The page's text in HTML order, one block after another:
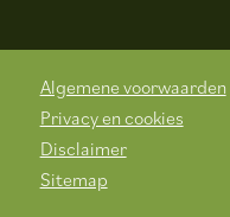
Algemene voorwaarden
Privacy en cookies
Disclaimer
Sitemap